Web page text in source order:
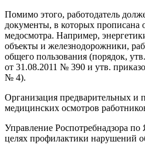
Помимо этого, работодатель
документы, в которых прописана
медосмотра. Например,
объекты и железнодорожники,
общего пользования (порядок,
от 31.08.2011 № 390 и утв.
№ 4).
Организация предварительных и
медицинских осмотров
Управление Роспотребнадзора по
целях профилактики нарушений